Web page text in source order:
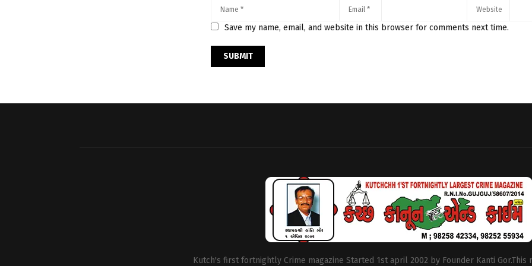
Save my name, email, and website in this browser for comments next time.
Kutch's first fortnightly Crime magazine Started 1st april 2002 by Founder Kanti Gor.This